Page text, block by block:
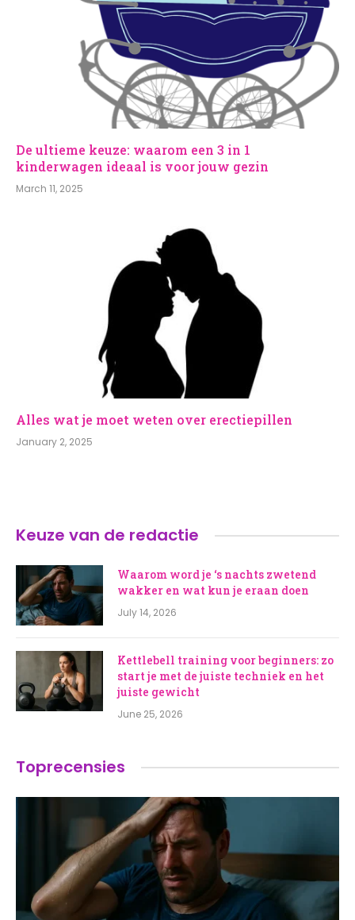
De ultieme keuze: waarom een 3 in 1
kinderwagen ideaal is voor jouw gezin
March 11, 2025
Alles wat je moet weten over erectiepillen
January 2, 2025
Keuze van de redactie
Waarom word je ‘s nachts zwetend
wakker en wat kun je eraan doen
July 14, 2026
Kettlebell training voor beginners: zo
start je met de juiste techniek en het
juiste gewicht
June 25, 2026
Toprecensies